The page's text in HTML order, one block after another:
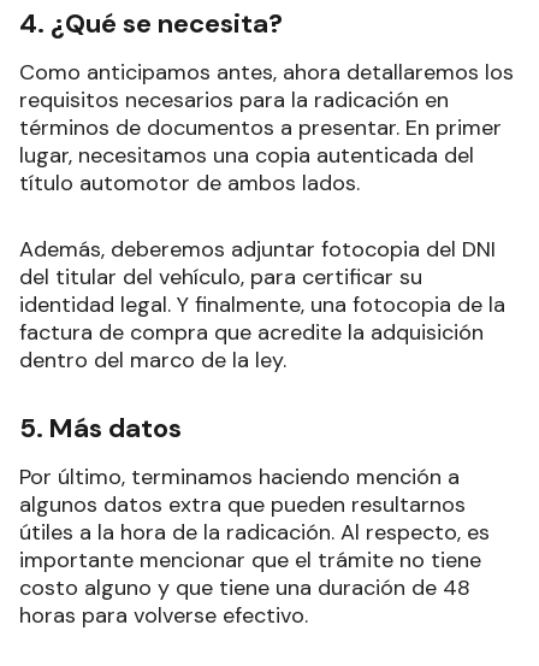
4. ¿Qué se necesita?
Como anticipamos antes, ahora detallaremos los
requisitos necesarios para la radicación en
términos de documentos a presentar. En primer
lugar, necesitamos una copia autenticada del
título automotor de ambos lados.
Además, deberemos adjuntar fotocopia del DNI
del titular del vehículo, para certificar su
identidad legal. Y finalmente, una fotocopia de la
factura de compra que acredite la adquisición
dentro del marco de la ley.
5. Más datos
Por último, terminamos haciendo mención a
algunos datos extra que pueden resultarnos
útiles a la hora de la radicación. Al respecto, es
importante mencionar que el trámite no tiene
costo alguno y que tiene una duración de 48
horas para volverse efectivo.